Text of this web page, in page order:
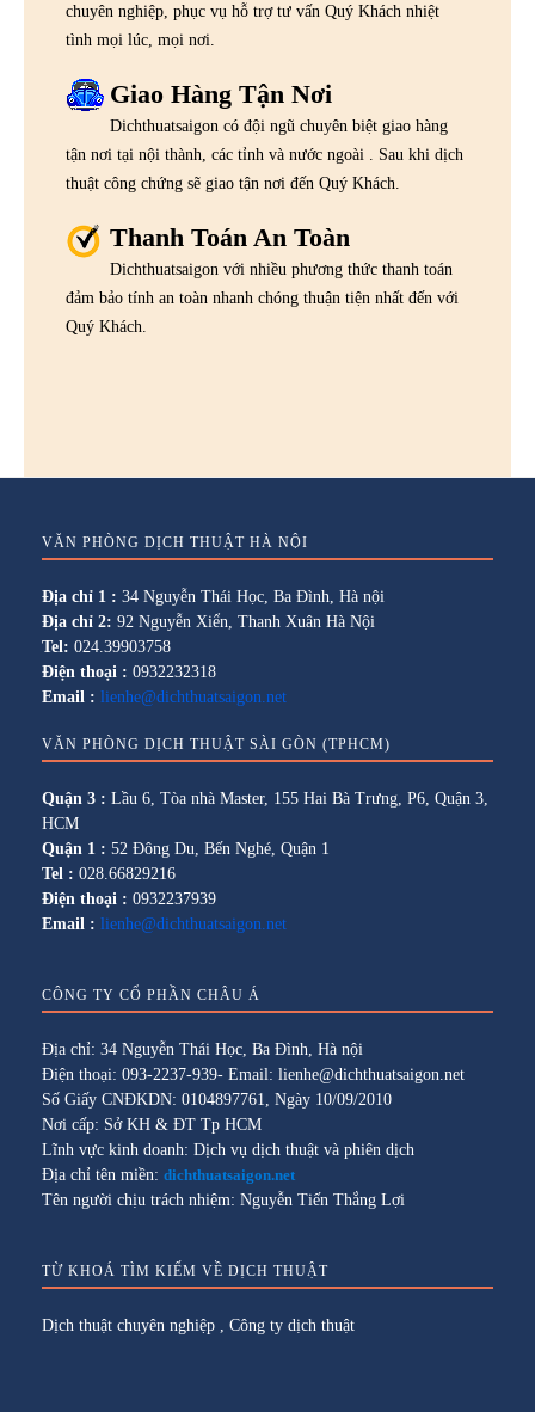
chuyên nghiệp, phục vụ hỗ trợ tư vấn Quý Khách nhiệt
tình mọi lúc, mọi nơi.
Giao Hàng Tận Nơi
Dichthuatsaigon có đội ngũ chuyên biệt giao hàng
tận nơi tại nội thành, các tỉnh và nước ngoài . Sau khi dịch
thuật công chứng sẽ giao tận nơi đến Quý Khách.
Thanh Toán An Toàn
Dichthuatsaigon với nhiều phương thức thanh toán
đảm bảo tính an toàn nhanh chóng thuận tiện nhất đến với
Quý Khách.
VĂN PHÒNG DỊCH THUẬT HÀ NỘI
Địa chỉ 1 : 34 Nguyễn Thái Học, Ba Đình, Hà nội
Địa chỉ 2: 92 Nguyễn Xiển, Thanh Xuân Hà Nội
Tel: 024.39903758
Điện thoại : 0932232318
Email : lienhe@dichthuatsaigon.net
VĂN PHÒNG DỊCH THUẬT SÀI GÒN (TPHCM)
Quận 3 : Lầu 6, Tòa nhà Master, 155 Hai Bà Trưng, P6, Quận 3,
HCM
Quận 1 : 52 Đông Du, Bến Nghé, Quận 1
Tel : 028.66829216
Điện thoại : 0932237939
Email : lienhe@dichthuatsaigon.net
CÔNG TY CỔ PHẦN CHÂU Á
Địa chỉ: 34 Nguyễn Thái Học, Ba Đình, Hà nội
Điện thoại: 093-2237-939- Email: lienhe@dichthuatsaigon.net
Số Giấy CNĐKDN: 0104897761, Ngày 10/09/2010
Nơi cấp: Sở KH & ĐT Tp HCM
Lĩnh vực kinh doanh: Dịch vụ dịch thuật và phiên dịch
Địa chỉ tên miền: dichthuatsaigon.net
Tên người chịu trách nhiệm: Nguyễn Tiến Thắng Lợi
TỪ KHOÁ TÌM KIẾM VỀ DỊCH THUẬT
Dịch thuật chuyên nghiệp Công ty dịch thuật